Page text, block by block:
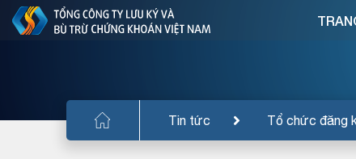
Tin tức Tổ chức đăng